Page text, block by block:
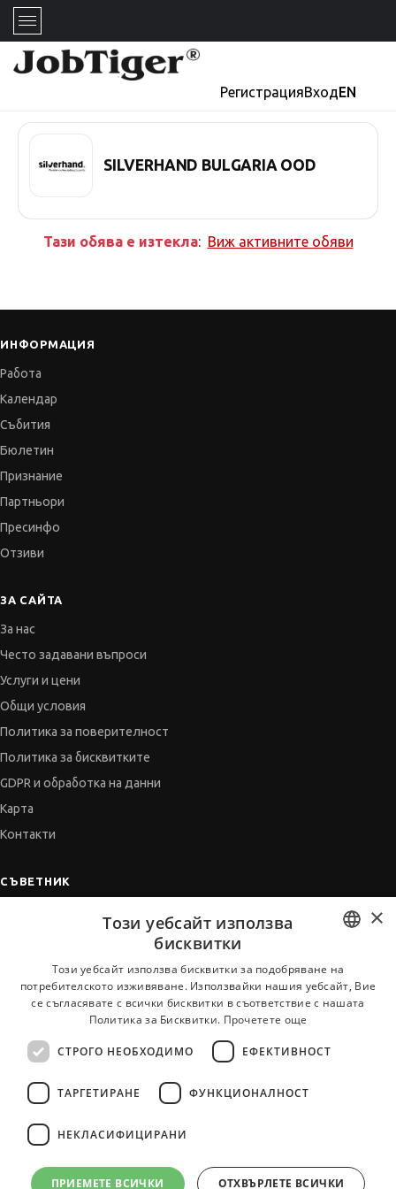
РегистрацияВходEN
SILVERHAND BULGARIA OOD
Тази обява е изтекла: Виж активните обяви
ИНФОРМАЦИЯ
Работа
Календар
Събития
Бюлетин
Признание
Партньори
Пресинфо
Отзиви
ЗА САЙТА
За нас
Често задавани въпроси
Услуги и цени
Общи условия
Политика за поверителност
Политика за бисквитките
GDPR и обработка на данни
Карта
Контакти
СЪВЕТНИК
Когато получим оферта
Vihra AI
За новодошли
Всички услуги на JobTiger
BULGARIAN
ENGLISH
×
Този уебсайт използва
бисквитки
Този уебсайт използва бисквитки за подобряване на
потребителското изживяване. Използвайки нашия уебсайт, Вие
се съгласявате с всички бисквитки в съответствие с нашата
Политика за Бисквитки. Прочетете още
СТРОГО НЕОБХОДИМО ЕФЕКТИВНОСТ
ТАРГЕТИРАНЕ ФУНКЦИОНАЛНОСТ
НЕКЛАСИФИЦИРАНИ
ПРИЕМЕТЕ ВСИЧКИ ОТХВЪРЛЕТЕ ВСИЧКИ